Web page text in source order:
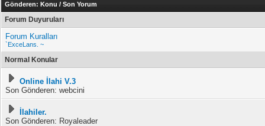
Gönderen: Konu / Son Yorum
Forum Duyuruları
Forum Kuralları
`ExceLans. ~
Normal Konular
Online İlahi V.3
Son Gönderen: webcini
İlahiler.
Son Gönderen: Royaleader